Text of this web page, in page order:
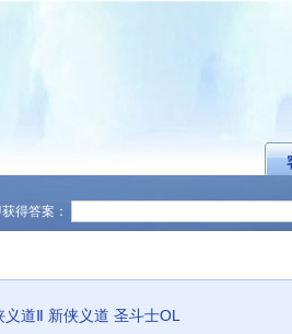
得答案：
义道Ⅱ 新侠义道 圣斗士OL